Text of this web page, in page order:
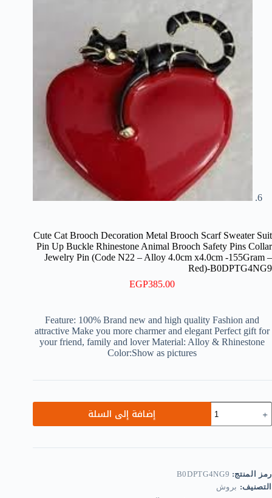
Cute Cat Brooch Decoration Metal Brooch Scarf Sweater Suit
Pin Up Buckle Rhinestone Animal Brooch Safety Pins Collar
Jewelry Pin (Code N22 – Alloy 4.0cm x4.0cm -155Gram –
Red)-B0DPTG4NG9
EGP385.00
Feature: 100% Brand new and high quality Fashion and
attractive Make you more charmer and elegant Perfect gift for
your friend, family and lover Material: Alloy & Rhinestone
Color:Show as pictures
Cute
Cat
Decoration
Brooch
Scarf
Sweater
إضافة إلى السلة
رمز المنتج: B0DPTG4NG9
التصنيف: بروش